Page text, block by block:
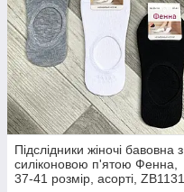
Підслідники жіночі бавовна з
силіконовою п'ятою Фенна,
37-41 розмір, асорті, ZВ1131